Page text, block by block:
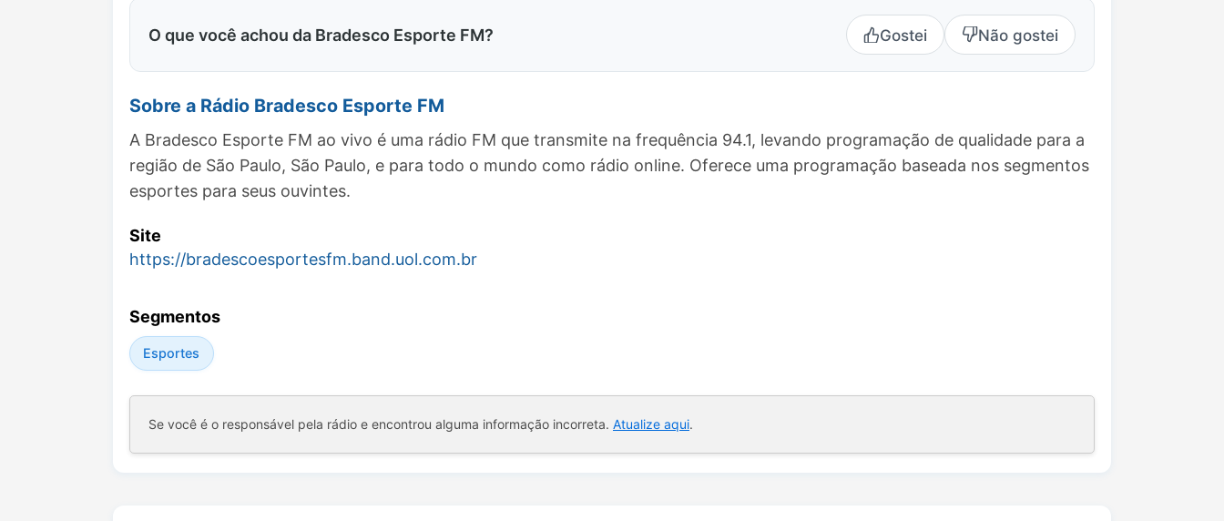
O que você achou da Bradesco Esporte FM? Gostei Não gostei
Sobre a Rádio Bradesco Esporte FM
A Bradesco Esporte FM ao vivo é uma rádio FM que transmite na frequência 94.1, levando programação de qualidade para a
região de São Paulo, São Paulo, e para todo o mundo como rádio online. Oferece uma programação baseada nos segmentos
esportes para seus ouvintes.
Site
https://bradescoesportesfm.band.uol.com.br
Segmentos
Esportes
Se você é o responsável pela rádio e encontrou alguma informação incorreta. Atualize aqui.